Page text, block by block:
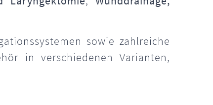
sowie zahlreiche
in verschiedenen Varianten,